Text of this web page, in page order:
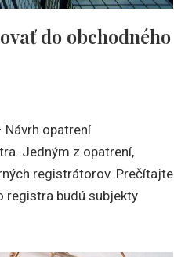
do obchodného
opatrení
Jedným z opatrení,
registrátorov. Prečítajte
registra budú subjekty